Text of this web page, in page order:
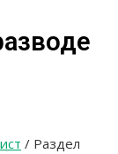
/ Раздел